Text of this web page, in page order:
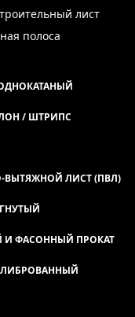
лист
полоса
/ ШТРИПС
ВЫТЯЖНОЙ ЛИСТ (ПВЛ)
И ФАСОННЫЙ ПРОКАТ